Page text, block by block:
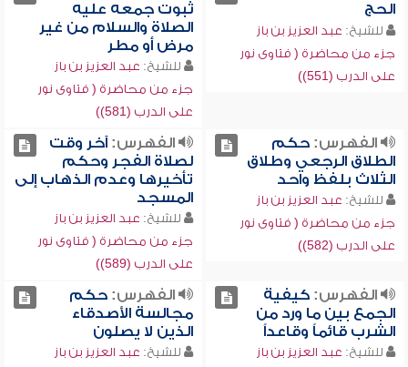
الحج
للشيخ: عبد العزيز بن باز
جزء من محاضرة ( فتاوى نور
على الدرب (551))
ثبوت جمعه عليه
الصلاة والسلام من غير
مرض أو مطر
للشيخ: عبد العزيز بن باز
جزء من محاضرة ( فتاوى نور
على الدرب (581))
الفهرس:حكم
الطلاق الرجعي وطلاق
الثلاث بلفظ واحد
للشيخ: عبد العزيز بن باز
جزء من محاضرة ( فتاوى نور
على الدرب (582))
الفهرس:آخر وقت
لصلاة الفجر وحكم
تأخيرها وعدم الذهاب إلى
المسجد
للشيخ: عبد العزيز بن باز
جزء من محاضرة ( فتاوى نور
على الدرب (589))
الفهرس:كيفية
الجمع بين ما ورد من
الشرب قائماً وقاعداً
للشيخ: عبد العزيز بن باز
الفهرس:حكم
مجالسة الأصدقاء
الذين لا يصلون
للشيخ: عبد العزيز بن باز